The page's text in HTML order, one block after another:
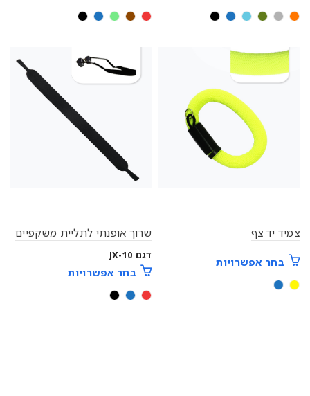
צמיד יד צף
בחר אפשרויות
שרוך אופנתי לתליית משקפיים
דגם JX-10
בחר אפשרויות